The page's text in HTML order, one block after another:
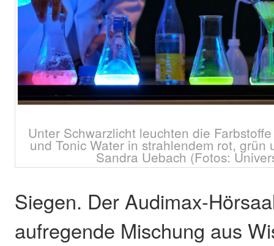
Unter Schwarzlicht leuchten die
und Tonic Water in strahlendem rot, grün
Sandra Uebach (Fotos:
Siegen. Der Audimax-
aufregende Mischung aus